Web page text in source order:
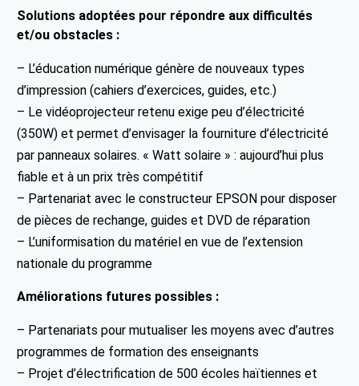
Solutions adoptées pour répondre aux difficultés
et/ou obstacles :
– L’éducation numérique génère de nouveaux types
d’impression (cahiers d’exercices, guides, etc.)
– Le vidéoprojecteur retenu exige peu d’électricité
(350W) et permet d’envisager la fourniture d’électricité
par panneaux solaires. « Watt solaire » : aujourd’hui plus
fiable et à un prix très compétitif
– Partenariat avec le constructeur EPSON pour disposer
de pièces de rechange, guides et DVD de réparation
– L’uniformisation du matériel en vue de l’extension
nationale du programme
Améliorations futures possibles :
– Partenariats pour mutualiser les moyens avec d’autres
programmes de formation des enseignants
– Projet d’électrification de 500 écoles haïtiennes et